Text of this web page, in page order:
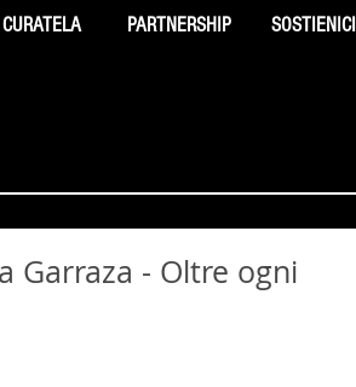
CURATELA PARTNERSHIP SOSTIENICI
Garraza - Oltre ogni